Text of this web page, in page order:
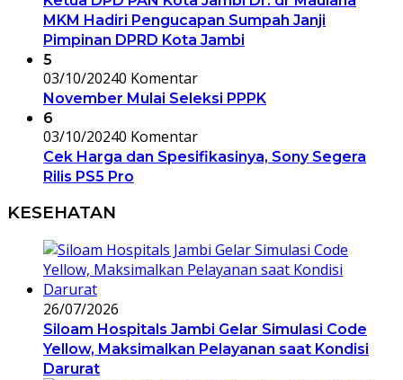
MKM Hadiri Pengucapan Sumpah Janji
Pimpinan DPRD Kota Jambi
5
03/10/20240 Komentar
November Mulai Seleksi PPPK
6
03/10/20240 Komentar
Cek Harga dan Spesifikasinya, Sony Segera
Rilis PS5 Pro
KESEHATAN
26/07/2026
Siloam Hospitals Jambi Gelar Simulasi Code
Yellow, Maksimalkan Pelayanan saat Kondisi
Darurat